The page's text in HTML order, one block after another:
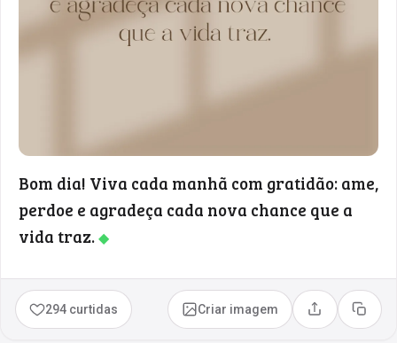
Bom dia! Viva cada manhã com gratidão: ame,
perdoe e agradeça cada nova chance que a
vida traz.◆
294 curtidas Criar imagem Compartilhar
Copiar